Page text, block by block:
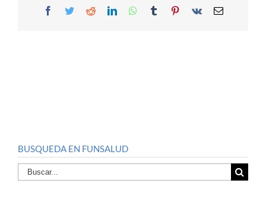
Facebook
TwitterRedditLinkedInWhatsApp
TumblrPinterest
Vk Email
BUSQUEDA EN FUNSALUD
Buscar
por: